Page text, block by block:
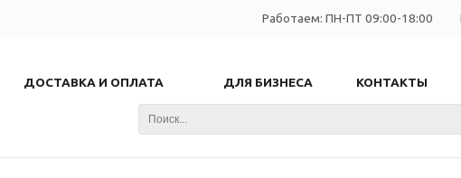
Работаем: ПН-ПТ 09:00-18:00
ДОСТАВКА И ОПЛАТА ДЛЯ БИЗНЕСА КОНТАКТЫ